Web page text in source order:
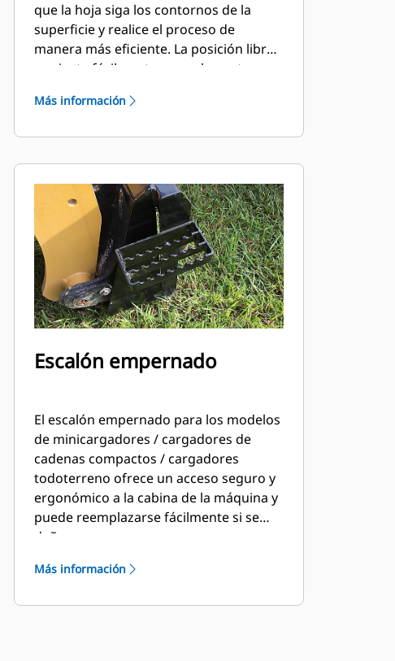
que la hoja siga los contornos de la
superficie y realice el proceso de
manera más eficiente. La posición libre
se ajusta fácilmente con solo cuatro
Más información
Escalón empernado
El escalón empernado para los modelos
de minicargadores / cargadores de
cadenas compactos / cargadores
todoterreno ofrece un acceso seguro y
ergonómico a la cabina de la máquina y
puede reemplazarse fácilmente si se
daña.
Más información